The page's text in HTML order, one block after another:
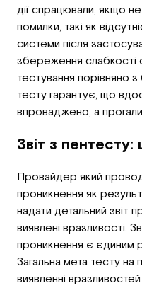
дії спрацювали, якщо
помилки, такі як
системи після
збереження слабкості
тестування порівняно
тесту гарантує, що
впроваджено, а
Звіт з
Провайдер який
проникнення як
надати детальний звіт
виявлені вразливості.
проникнення є єдиним
Загальна мета тесту на
виявленні